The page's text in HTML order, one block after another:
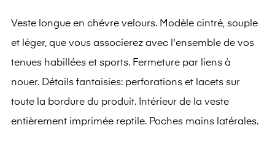
Veste longue en chévre velours. Modèle cintré, souple
et léger, que vous associerez avec l'ensemble de vos
tenues habillées et sports. Fermeture par liens à
nouer. Détails fantaisies: perforations et lacets sur
toute la bordure du produit. Intérieur de la veste
entièrement imprimée reptile. Poches mains latérales.